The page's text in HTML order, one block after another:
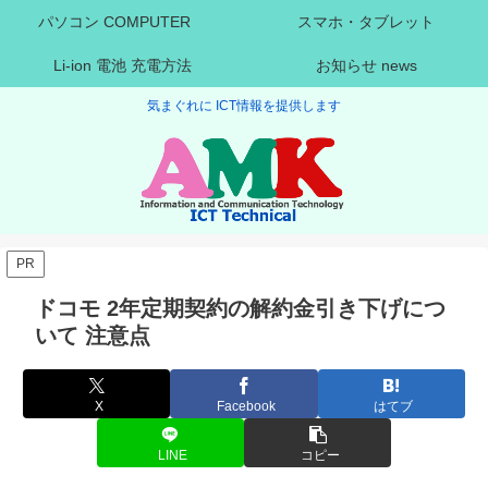
気まぐれに ICT情報を提供します
パソコン COMPUTER スマホ・タブレット
Li-ion 電池 充電方法 お知らせ news
PR
ドコモ 2年定期契約の解約金引き下げにつ
いて 注意点
X Facebook はてブ
LINE コピー